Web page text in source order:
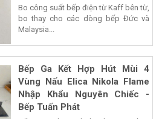
Bo công suất bếp điện từ Kaff bên từ,
bo thay cho các dòng bếp Đức và
Malaysia...
Bếp Ga Kết Hợp Hút Mùi 4
Vùng Nấu Elica Nikola Flame
Nhập Khẩu Nguyên Chiếc -
Bếp Tuấn Phát